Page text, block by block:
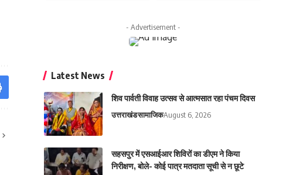
- Advertisement -
Latest News
शिव पार्वती विवाह उत्सव से आत्मसात रहा पंचम दिवस
उत्तराखंडसामाजिकAugust 6, 2026
सहसपुर में एसआईआर शिविरों का डीएम ने किया
निरीक्षण, बोले- कोई पात्र मतदाता सूची से न छूटे